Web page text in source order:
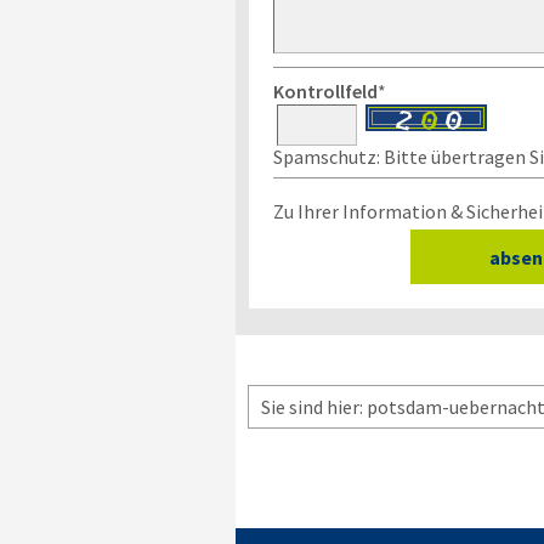
Kontrollfeld*
Spamschutz: Bitte übertragen
Zu Ihrer Information &
Sie sind hier: potsdam-